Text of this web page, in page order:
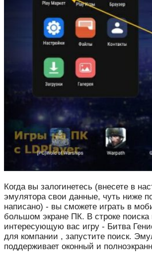
Когда вы залогинетесь (внесете в
эмулятора свои данные, чуть ниже
написано) - вы сможете играть в
большом экране ПК. В строке поиска
интересующую вас игру - Битва
для компании , запустите поиск.
поддерживает оконный и